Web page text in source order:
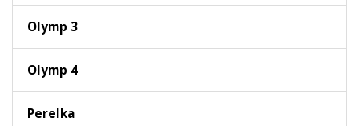
Olymp 3
Olymp 4
Perelka